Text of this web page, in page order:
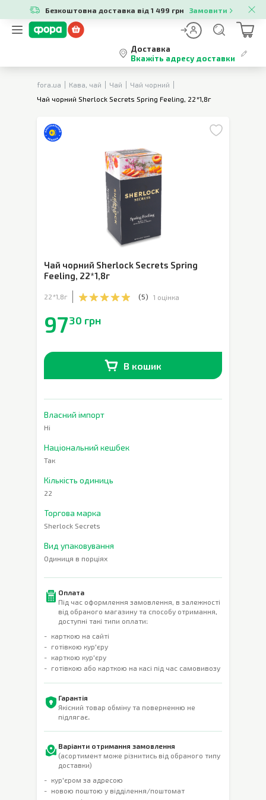
Безкоштовна доставка від 1 499 грн Замовити
Доставка
Вкажіть адресу доставки
fora.ua Кава, чай Чай
Чай чорний
Чай чорний Sherlock Secrets Spring Feeling, 22*1,8г
Чай чорний Sherlock Secrets Spring
Feeling, 22*1,8г
22*1,8г (5) 1 оцінка
9730 грн
В кошик
Власний імпорт
Ні
Національний кешбек
Так
Кількість одиниць
22
Торгова марка
Sherlock Secrets
Вид упаковування
Одиниця в порціях
Оплата
Під час оформлення замовлення, в залежності
від обраного магазину та способу отримання,
доступні такі типи оплати:
карткою на сайті
готівкою кур'єру
карткою кур'єру
готівкою або карткою на касі під час самовивозу
Гарантія
Якісний товар обміну та поверненню не
підлягає.
Варіанти отримання замовлення
(асортимент може різнитись від обраного типу
доставки)
кур'єром за адресою
новою поштою у відділення/поштомат